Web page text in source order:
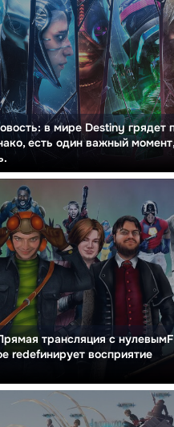
в мире Destiny грядет
есть один важный
трансляция с
redefинирует восприятие